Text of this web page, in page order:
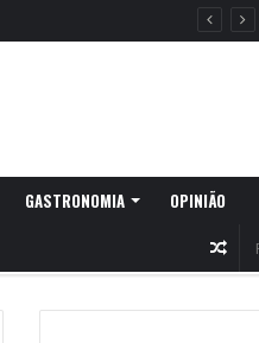
GASTRONOMIA OPINIÃO